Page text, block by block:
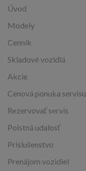
Úvod
Modely
Cenník
Skladové vozidlá
Akcie
Cenová ponuka servisu
Rezervovať servis
Poistná udalosť
Príslušenstvo
Prenájom vozidiel